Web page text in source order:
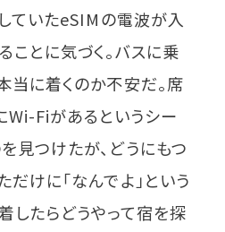
ていたeSIMの電波が入
ことに気づく。バスに乗
当に着くのか不安だ。席
Wi-Fiがあるというシー
見つけたが、どうにもつ
だけに「なんでよ」という
したらどうやって宿を探